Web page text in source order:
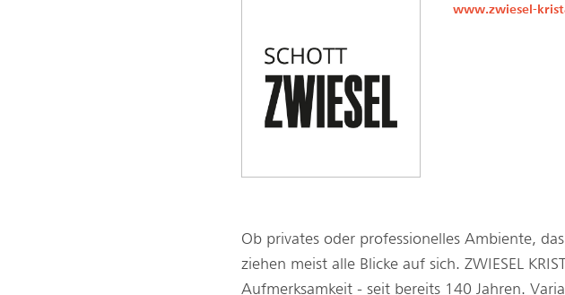
www.zwiesel-
Ob privates oder professionelles Ambiente,
ziehen meist alle Blicke auf sich. ZWIESEL
Aufmerksamkeit - seit bereits 140 Jahren.